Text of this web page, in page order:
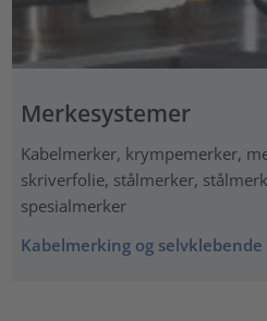
Merkesystemer
Kabelmerker, krympemerker,
skriverfolie, stålmerker,
spesialmerker
Kabelmerking og